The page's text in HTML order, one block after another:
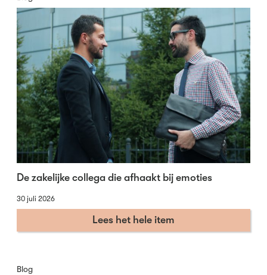
De zakelijke collega die afhaakt bij emoties
30 juli 2026
Lees het hele item
Blog